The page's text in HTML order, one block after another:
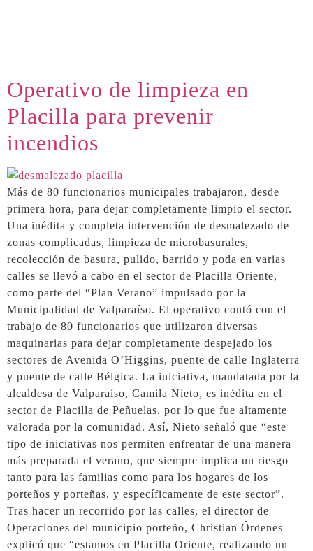
Operativo de limpieza en
Placilla para prevenir
incendios
Más de 80 funcionarios municipales trabajaron, desde
primera hora, para dejar completamente limpio el sector.
Una inédita y completa intervención de desmalezado de
zonas complicadas, limpieza de microbasurales,
recolección de basura, pulido, barrido y poda en varias
calles se llevó a cabo en el sector de Placilla Oriente,
como parte del “Plan Verano” impulsado por la
Municipalidad de Valparaíso. El operativo contó con el
trabajo de 80 funcionarios que utilizaron diversas
maquinarias para dejar completamente despejado los
sectores de Avenida O’Higgins, puente de calle Inglaterra
y puente de calle Bélgica. La iniciativa, mandatada por la
alcaldesa de Valparaíso, Camila Nieto, es inédita en el
sector de Placilla de Peñuelas, por lo que fue altamente
valorada por la comunidad. Así, Nieto señaló que “este
tipo de iniciativas nos permiten enfrentar de una manera
más preparada el verano, que siempre implica un riesgo
tanto para las familias como para los hogares de los
porteños y porteñas, y específicamente de este sector”.
Tras hacer un recorrido por las calles, el director de
Operaciones del municipio porteño, Christian Órdenes
explicó que “estamos en Placilla Oriente, realizando un